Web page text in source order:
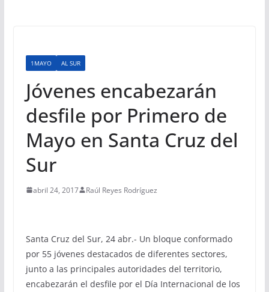
1MAYO AL SUR
Jóvenes encabezarán
desfile por Primero de
Mayo en Santa Cruz del
Sur
abril 24, 2017 Raúl Reyes Rodríguez
Santa Cruz del Sur, 24 abr.- Un bloque conformado
por 55 jóvenes destacados de diferentes sectores,
junto a las principales autoridades del territorio,
encabezarán el desfile por el Día Internacional de los